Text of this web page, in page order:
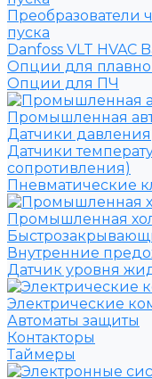
Преобразователи
пуска
Danfoss VLT HVAC
Опции для
Опции для ПЧ
Промышленная
Датчики давления
Датчики
сопротивления)
Пневматические
Промышленная
Внутренние
Датчик уровня
Электрические
Автоматы защиты
Контакторы
Таймеры